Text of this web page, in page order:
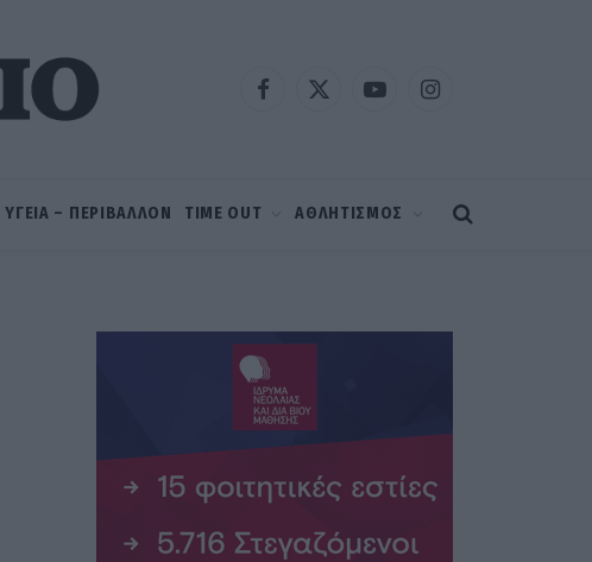
Facebook
X
YouTubeInstagram
ΥΓΕΙΑ – ΠΕΡΙΒΑΛΛΟΝ TIME OUT ΑΘΛΗΤΙΣΜΟΣ